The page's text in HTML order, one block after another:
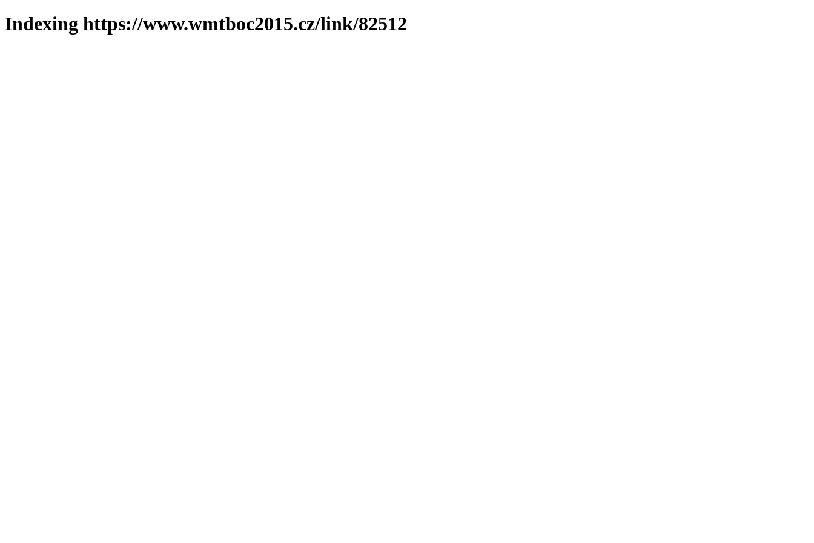
Indexing https://www.wmtboc2015.cz/link/82512